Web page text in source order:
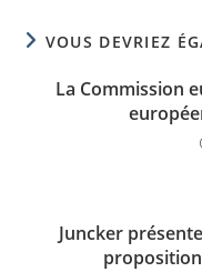
VOUS DEVRIEZ
La Commission
Juncker